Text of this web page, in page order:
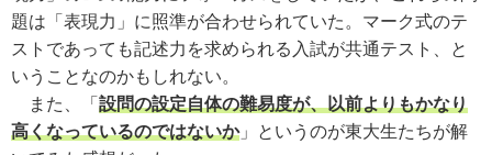
題は「表現力」に照準が合わせられていた。マーク式のテ
ストであっても記述力を求められる入試が共通テスト、と
いうことなのかもしれない。
また、「 設問の設定自体の難易度が、以前よりもかなり
高くなっているのではないか」というのが東大生たちが解